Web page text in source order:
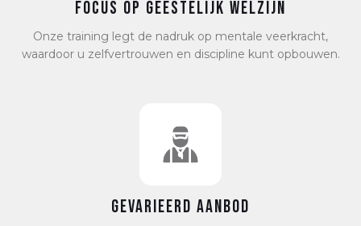
Focus op geestelijk welzijn
Onze training legt de nadruk op mentale veerkracht,
waardoor u zelfvertrouwen en discipline kunt opbouwen.
Gevarieerd Aanbod